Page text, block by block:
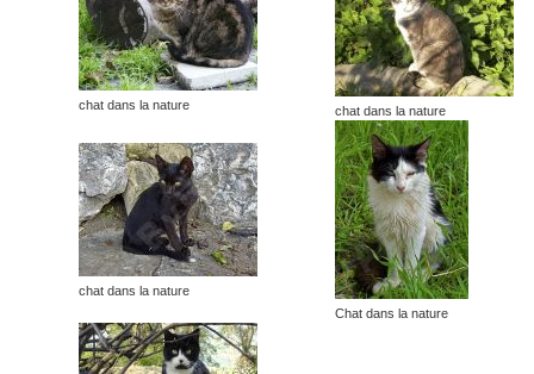
chat dans la nature chat dans la nature
chat dans la nature
Chat dans la nature